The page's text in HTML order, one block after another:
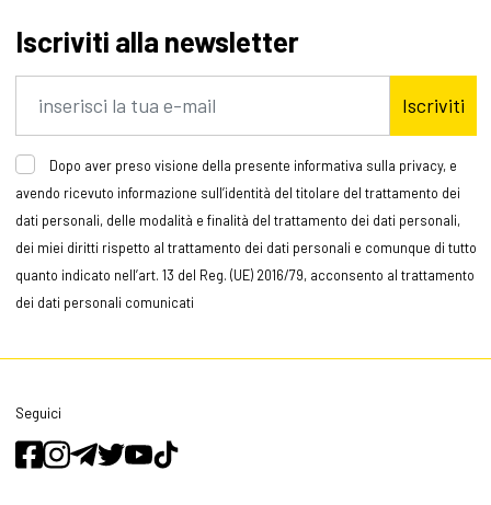
Iscriviti alla newsletter
Iscriviti
Dopo aver preso visione della presente informativa sulla privacy, e
avendo ricevuto informazione sull’identità del titolare del trattamento dei
dati personali, delle modalità e finalità del trattamento dei dati personali,
dei miei diritti rispetto al trattamento dei dati personali e comunque di tutto
quanto indicato nell’art. 13 del Reg. (UE) 2016/79, acconsento al trattamento
dei dati personali comunicati
Seguici